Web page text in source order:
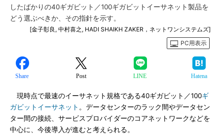
したばかりの40ギガビット／100ギガビットイーサネット製品を
どう選ぶべきか、その指針を示す。
[金子彰良, 中村喜之, HADI SHAIKH ZAKER，ネットワンシステムズ]
PC用表示
Share Post LINE Hatena
現時点で最速のイーサネット規格である40ギガビット／100ギ
ガビットイーサネット 。データセンターのラック間やデータセン
ター間の接続、サービスプロバイダーのコアネットワークなどを
中心に、今後導入が進むと考えられる。